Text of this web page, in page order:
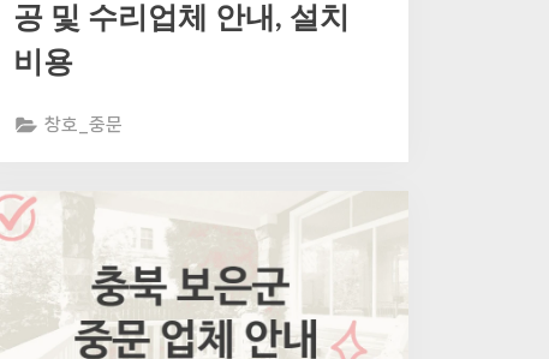
공 및 수리업체 안내, 설치
비용
창호_중문